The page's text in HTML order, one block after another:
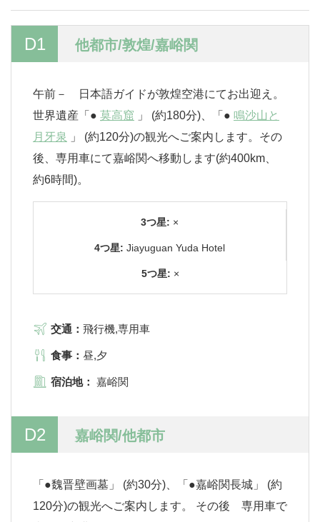
D1 他都市/敦煌/嘉峪関
午前－ 日本語ガイドが敦煌空港にてお出迎え。
世界遺産「● 莫高窟 」 (約180分)、「● 鳴沙山と
月牙泉
」 (約120分)の観光へご案内します。その
後、専用車にて嘉峪関へ移動します(約400km、
約6時間)。
3つ星: ×
4つ星: Jiayuguan Yuda Hotel
5つ星: ×
交通： 飛行機,専用車
食事： 昼,夕
宿泊地： 嘉峪関
D2 嘉峪関/他都市
「●魏晋壁画墓」 (約30分)、「●嘉峪関長城」 (約
120分)の観光へご案内します。 その後 専用車で